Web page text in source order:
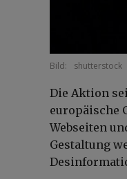
Bild: shutterstock
Die Aktion
europäische
Webseiten
Gestaltung